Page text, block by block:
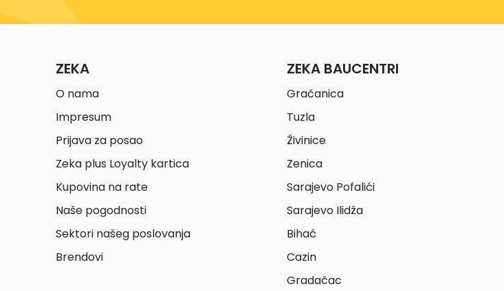
ZEKA
O nama
Impresum
Prijava za posao
Zeka plus Loyalty kartica
Kupovina na rate
Naše pogodnosti
Sektori našeg poslovanja
Brendovi
ZEKA BAUCENTRI
Gračanica
Tuzla
Živinice
Zenica
Sarajevo Pofalići
Sarajevo Ilidža
Bihać
Cazin
Gradačac